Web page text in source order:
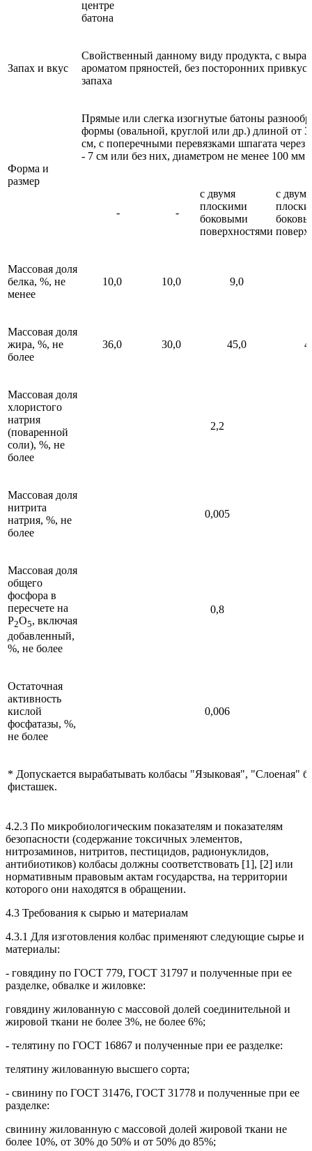
центре
батона
Запах и вкус
Свойственный данному виду продукта, с
ароматом пряностей, без посторонних
запаха
Форма и
размер
Прямые или слегка изогнутые батоны
формы (овальной, круглой или др.) длиной от
см, с поперечными перевязками шпагата через
- 7 см или без них, диаметром не менее 100 мм
- -
с двумя
плоскими
боковыми
поверхностями
с двумя
Массовая доля
белка, %, не
менее
10,0 10,0 9,0
Массовая доля
жира, %, не
более
36,0 30,0 45,0
Массовая доля
хлористого
натрия
(поваренной
соли), %, не
более
2,2
Массовая доля
нитрита
натрия, %, не
более
0,005
Массовая доля
общего
фосфора в
пересчете на
P2O5, включая
добавленный,
%, не более
0,8
Остаточная
активность
кислой
фосфатазы, %,
не более
0,006
* Допускается вырабатывать колбасы "Языковая", "Слоеная"
фисташек.
4.2.3 По микробиологическим показателям и показателям
безопасности (содержание токсичных элементов,
нитрозаминов, нитритов, пестицидов, радионуклидов,
антибиотиков) колбасы должны соответствовать [1], [2] или
нормативным правовым актам государства, на территории
которого они находятся в обращении.
4.3 Требования к сырью и материалам
4.3.1 Для изготовления колбас применяют следующие сырье и
материалы:
- говядину по ГОСТ 779, ГОСТ 31797 и полученные при ее
разделке, обвалке и жиловке:
говядину жилованную с массовой долей соединительной и
жировой ткани не более 3%, не более 6%;
- телятину по ГОСТ 16867 и полученные при ее разделке:
телятину жилованную высшего сорта;
- свинину по ГОСТ 31476, ГОСТ 31778 и полученные при ее
разделке:
свинину жилованную с массовой долей жировой ткани не
более 10%, от 30% до 50% и от 50% до 85%;